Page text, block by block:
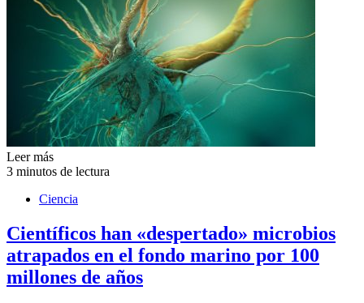
Leer más
3 minutos de lectura
Ciencia
Científicos han «despertado» microbios
atrapados en el fondo marino por 100
millones de años